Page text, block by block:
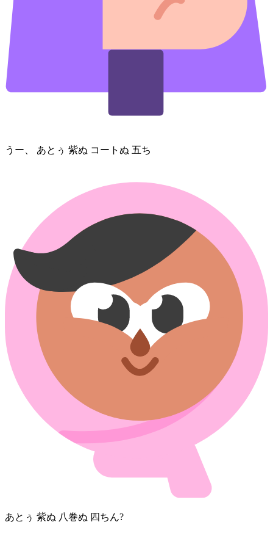
うー、 あとぅ 紫⁠ぬ コート⁠ぬ 五⁠ち
あとぅ 紫⁠ぬ 八巻⁠ぬ 四⁠ち⁠ん?